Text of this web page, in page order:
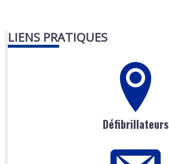
LIENS PRATIQUES
Défibrillateurs